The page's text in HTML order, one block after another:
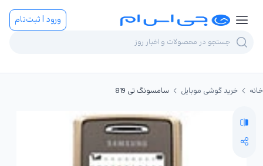
ورود | ثبت‌نام
خانه خرید گوشی موبایل سامسونگ تی 819